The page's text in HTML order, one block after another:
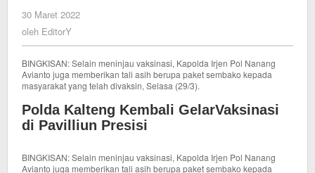
30 Maret 2022
oleh EditorY
BINGKISAN: Selain meninjau vaksinasi, Kapolda Irjen Pol Nanang
Avianto juga memberikan tali asih berupa paket sembako kepada
masyarakat yang telah divaksin, Selasa (29/3).
Polda Kalteng Kembali GelarVaksinasi
di Pavilliun Presisi
BINGKISAN: Selain meninjau vaksinasi, Kapolda Irjen Pol Nanang
Avianto juga memberikan tali asih berupa paket sembako kepada